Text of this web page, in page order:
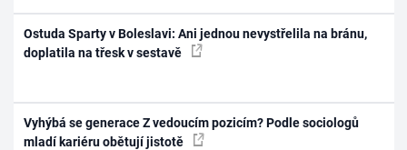
Ostuda Sparty v Boleslavi: Ani jednou nevystřelila na bránu,
doplatila na třesk v sestavě
Vyhýbá se generace Z vedoucím pozicím? Podle sociologů
mladí kariéru obětují jistotě